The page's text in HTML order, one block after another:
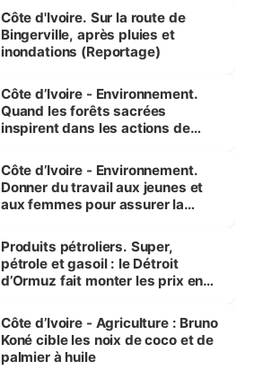
(Alassane Ouattara
Côte d'Ivoire. Sur la route de
Bingerville, après pluies et
inondations (Reportage)
Côte d’Ivoire - Environnement.
Quand les forêts sacrées
inspirent dans les actions de
Côte d’Ivoire - Environnement.
Donner du travail aux jeunes et
aux femmes pour assurer la
menacées
Produits pétroliers. Super,
pétrole et gasoil : le Détroit
d’Ormuz fait monter les prix en
Côte d’Ivoire - Agriculture : Bruno
Koné cible les noix de coco et de
palmier à huile